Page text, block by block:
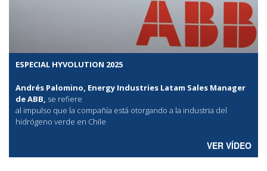
ESPECIAL HYVOLUTION 2025
Andrés Palomino, Energy Industries Latam Sales Manager
de ABB, se refiere
al impulso que la compañía está otorgando a la industria del
hidrógeno verde en Chile
VER VÍDEO